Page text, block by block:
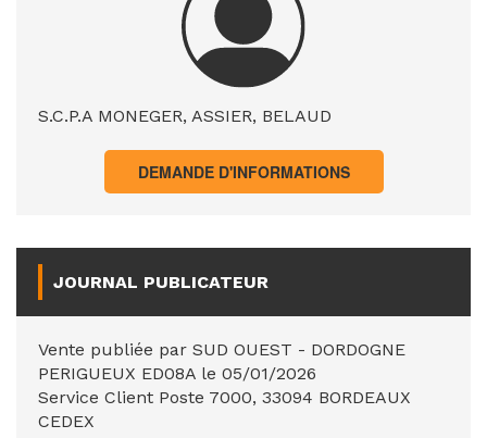
S.C.P.A MONEGER, ASSIER, BELAUD
DEMANDE D'INFORMATIONS
JOURNAL PUBLICATEUR
Vente publiée par SUD OUEST - DORDOGNE
PERIGUEUX ED08A le 05/01/2026
Service Client Poste 7000, 33094 BORDEAUX
CEDEX